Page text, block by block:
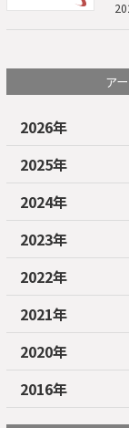
ア
2026年
2025年
2024年
2023年
2022年
2021年
2020年
2016年